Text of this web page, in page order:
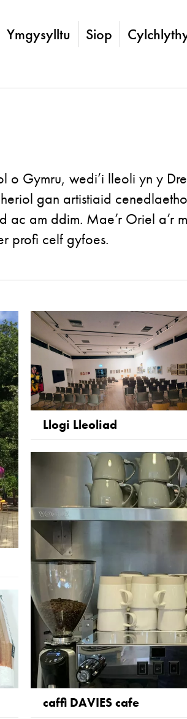
Ymgysylltu Siop
Gymru, wedi’i lleoli yn y
gan artistiaid
am ddim. Mae’r Oriel a’r
profi celf gyfoes.
Llogi Lleoliad
caffi DAVIES cafe